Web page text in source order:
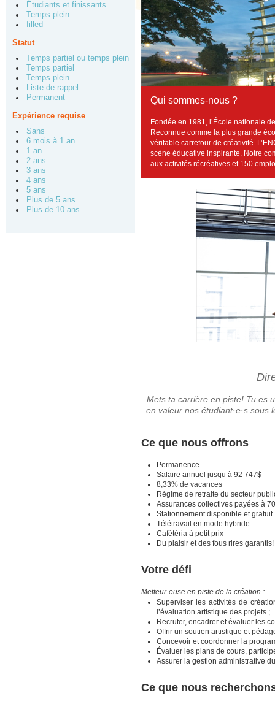
Étudiants et finissants
Temps plein
filled
Statut
Temps partiel ou temps plein
Temps partiel
Temps plein
Liste de rappel
Permanent
Expérience requise
Sans
6 mois à 1 an
1 an
2 ans
3 ans
4 ans
5 ans
Plus de 5 ans
Plus de 10 ans
Qui sommes-nous ?
Fondée en 1981, l’École nationale
Reconnue comme la plus grande
véritable carrefour de créativité.
scène éducative inspirante. Notre
aux activités récréatives et 150
Mets ta carrière en piste! Tu es
en valeur nos étudiant·e·s sous
Ce que nous offrons
Permanence
Salaire annuel jusqu’à 92 747$
8,33% de vacances
Régime de retraite du secteur
Assurances collectives payées à
Stationnement disponible et gratuit
Télétravail en mode hybride
Cafétéria à petit prix
Du plaisir et des fous rires garantis!
Votre défi
Metteur·euse en piste de la création :
Superviser les activités de
l’évaluation artistique des projets ;
Recruter, encadrer et évaluer les
Offrir un soutien artistique et
Concevoir et coordonner la
Évaluer les plans de cours,
Assurer la gestion administrative
Ce que nous